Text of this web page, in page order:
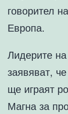
говорител
Европа.
Лидерите
заявяват,
ще играят
Магна за